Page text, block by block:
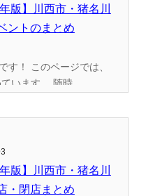
版】川西市・猪名川
ントのまとめ
す！ このページでは、
います。 随時...
版】川西市・猪名川
・閉店まとめ